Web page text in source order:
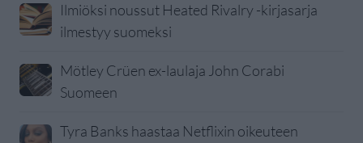
Ilmiöksi noussut Heated Rivalry -kirjasarja
ilmestyy suomeksi
Mötley Crüen ex-laulaja John Corabi
Suomeen
Tyra Banks haastaa Netflixin oikeuteen